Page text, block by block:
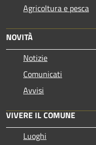
Agricoltura e pesca
NOVITÀ
Notizie
Comunicati
Avvisi
VIVERE IL COMUNE
Luoghi